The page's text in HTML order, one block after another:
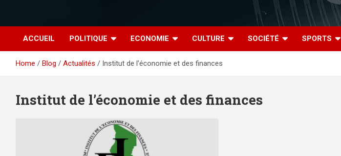
ACCUEIL POLITIQUE ECONOMIE CULTURE SOCIÉTÉ SPORTS
Home Blog Actualités Institut de l’économie et des finances
Institut de l’économie et des finances